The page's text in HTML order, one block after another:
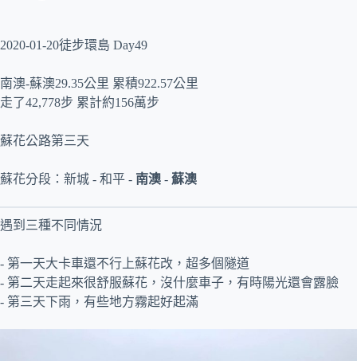
2020-01-20徒步環島 Day49
南澳-蘇澳29.35公里 累積922.57公里
走了42,778步 累計約156萬步
蘇花公路第三天
蘇花分段：新城 - 和平 - 南澳 - 蘇澳
遇到三種不同情況
- 第一天大卡車還不行上蘇花改，超多個隧道
- 第二天走起來很舒服蘇花，沒什麼車子，有時陽光還會露臉
- 第三天下雨，有些地方霧起好起滿